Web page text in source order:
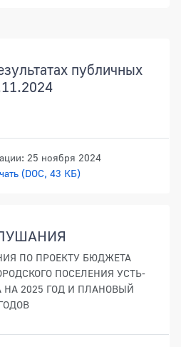
публичных
25 ноября 2024
(DOC, 43 КБ)
ПО ПРОЕКТУ БЮДЖЕТА
ПОСЕЛЕНИЯ УСТЬ-
НА 2025 ГОД И ПЛАНОВЫЙ